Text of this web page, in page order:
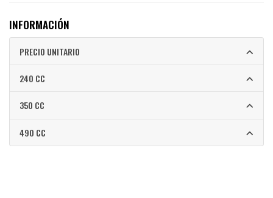
INFORMACIÓN
PRECIO UNITARIO
240 CC
350 CC
490 CC